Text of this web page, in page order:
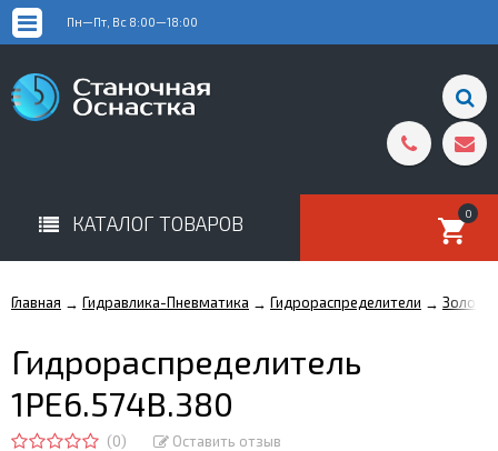
Пн—Пт, Вс 8:00—18:00
КАТАЛОГ ТОВАРОВ 0
Главная → Гидравлика-Пневматика → Гидрораспределители →
Гидрораспределитель
1РЕ6.574В.380
(0) Оставить отзыв